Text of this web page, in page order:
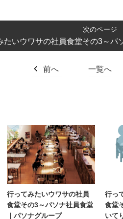
たいウワサの社員食堂その3～パ
前へ 一覧へ
行ってみたいウワサの社員
食堂その3～パソナ社員食堂
｜パソナグループ
行っ
食堂
いて